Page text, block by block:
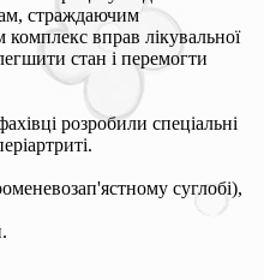
страждаючим
вправ лікувальної
стан і перемогти
розробили спеціальні
суглобі),